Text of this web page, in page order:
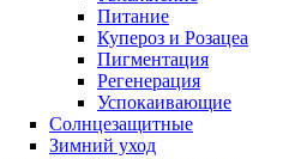
Питание
Купероз и Розацеа
Пигментация
Регенерация
Успокаивающие
Солнцезащитные
Зимний уход